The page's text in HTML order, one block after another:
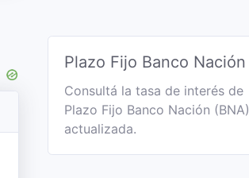
Plazo Fijo Banco Nación
Consultá la tasa de interés de
Plazo Fijo Banco Nación (BNA)
actualizada.